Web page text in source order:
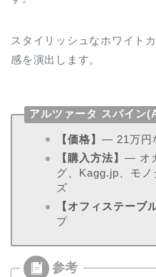
スタイリッシュなホワイト
感を演出します。
アルツァータ スパイン
【価格】 ― 21万円
【購入方法】 ― オ
グ、Kagg.jp、モ
ズ
【オフィステーブ
プ